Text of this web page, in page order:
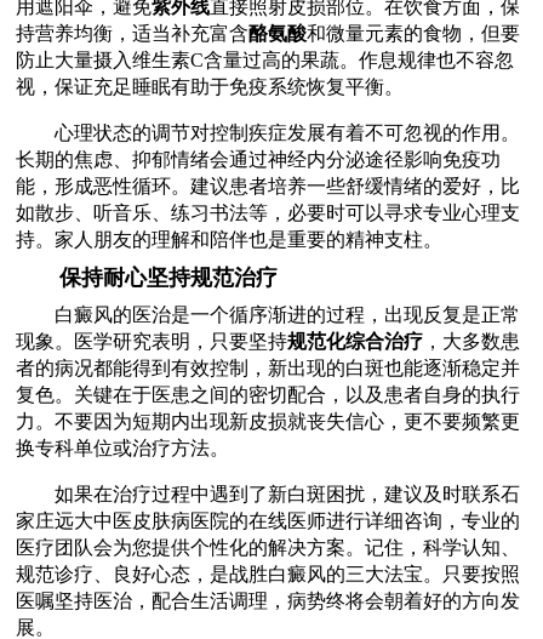
用遮阳伞，避免紫外线直接照射皮损部位。在饮食方面，保
持营养均衡，适当补充富含酪氨酸和微量元素的食物，但要
防止大量摄入维生素C含量过高的果蔬。作息规律也不容忽
视，保证充足睡眠有助于免疫系统恢复平衡。
心理状态的调节对控制疾症发展有着不可忽视的作用。
长期的焦虑、抑郁情绪会通过神经内分泌途径影响免疫功
能，形成恶性循环。建议患者培养一些舒缓情绪的爱好，比
如散步、听音乐、练习书法等，必要时可以寻求专业心理支
持。家人朋友的理解和陪伴也是重要的精神支柱。
保持耐心坚持规范治疗
白癜风的医治是一个循序渐进的过程，出现反复是正常
现象。医学研究表明，只要坚持规范化综合治疗 ，大多数患
者的病况都能得到有效控制，新出现的白斑也能逐渐稳定并
复色。关键在于医患之间的密切配合，以及患者自身的执行
力。不要因为短期内出现新皮损就丧失信心，更不要频繁更
换专科单位或治疗方法。
如果在治疗过程中遇到了新白斑困扰，建议及时联系石
家庄远大中医皮肤病医院的在线医师进行详细咨询，专业的
医疗团队会为您提供个性化的解决方案。记住，科学认知、
规范诊疗、良好心态，是战胜白癜风的三大法宝。只要按照
医嘱坚持医治，配合生活调理，病势终将会朝着好的方向发
展。